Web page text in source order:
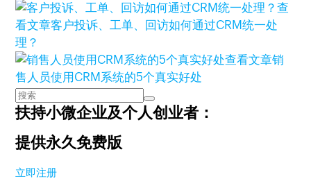
查
看文章客户投诉、工单、回访如何通过CRM统一处
理？
查看文章销
售人员使用CRM系统的5个真实好处
扶持小微企业及个人创业者：
提供永久免费版
立即注册